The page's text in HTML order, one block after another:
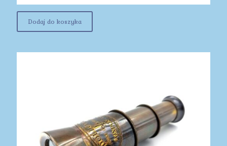
Dodaj do koszyka